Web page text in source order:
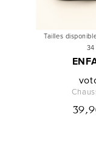
Tailles
34